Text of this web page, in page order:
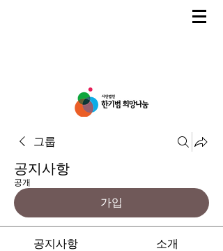
그룹
공지사항
공개
가입
공지사항 소개